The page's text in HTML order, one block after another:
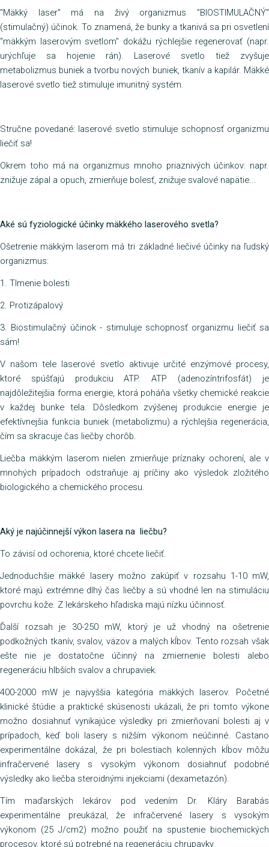
"Mäkký laser" má na živý organizmus "BIOSTIMULAČNÝ"
(stimulačný) účinok. To znamená, že bunky a tkanivá sa pri osvetlení
"mäkkým laserovým svetlom" dokážu rýchlejšie regenerovať (napr.
urýchľuje sa hojenie rán). Laserové svetlo tiež zvyšuje
metabolizmus buniek a tvorbu nových buniek, tkanív a kapilár. Mäkké
laserové svetlo tiež stimuluje imunitný systém.
Stručne povedané: laserové svetlo stimuluje schopnosť organizmu
liečiť sa!
Okrem toho má na organizmus mnoho priaznivých účinkov: napr.
znižuje zápal a opuch, zmierňuje bolesť, znižuje svalové napätie...
Aké sú fyziologické účinky mäkkého laserového svetla?
Ošetrenie mäkkým laserom má tri základné liečivé účinky na ľudský
organizmus:
1. Tlmenie bolesti
2. Protizápalový
3. Biostimulačný účinok - stimuluje schopnosť organizmu liečiť sa
sám!
V našom tele laserové svetlo aktivuje určité enzýmové procesy,
ktoré spúšťajú produkciu ATP. ATP (adenozíntrifosfát) je
najdôležitejšia forma energie, ktorá poháňa všetky chemické reakcie
v každej bunke tela. Dôsledkom zvýšenej produkcie energie je
efektívnejšia funkcia buniek (metabolizmu) a rýchlejšia regenerácia,
čím sa skracuje čas liečby chorôb.
Liečba mäkkým laserom nielen zmierňuje príznaky ochorení, ale v
mnohých prípadoch odstraňuje aj príčiny ako výsledok zložitého
biologického a chemického procesu.
Aký je najúčinnejší výkon lasera na liečbu?
To závisí od ochorenia, ktoré chcete liečiť.
Jednoduchšie mäkké lasery možno zakúpiť v rozsahu 1-10 mW,
ktoré majú extrémne dlhý čas liečby a sú vhodné len na stimuláciu
povrchu kože. Z lekárskeho hľadiska majú nízku účinnosť.
Ďalší rozsah je 30-250 mW, ktorý je už vhodný na ošetrenie
podkožných tkanív, svalov, väzov a malých kĺbov. Tento rozsah však
ešte nie je dostatočne účinný na zmiernenie bolesti alebo
regeneráciu hlbších svalov a chrupaviek.
400-2000 mW je najvyššia kategória mäkkých laserov. Početné
klinické štúdie a praktické skúsenosti ukázali, že pri tomto výkone
možno dosiahnuť vynikajúce výsledky pri zmierňovaní bolesti aj v
prípadoch, keď boli lasery s nižším výkonom neúčinné. Castano
experimentálne dokázal, že pri bolestiach kolenných kĺbov môžu
infračervené lasery s vysokým výkonom dosiahnuť podobné
výsledky ako liečba steroidnými injekciami (dexametazón).
Tím maďarských lekárov pod vedením Dr. Kláry Barabás
experimentálne preukázal, že infračervené lasery s vysokým
výkonom (25 J/cm2) možno použiť na spustenie biochemických
procesov, ktoré sú potrebné na regeneráciu chrupavky.